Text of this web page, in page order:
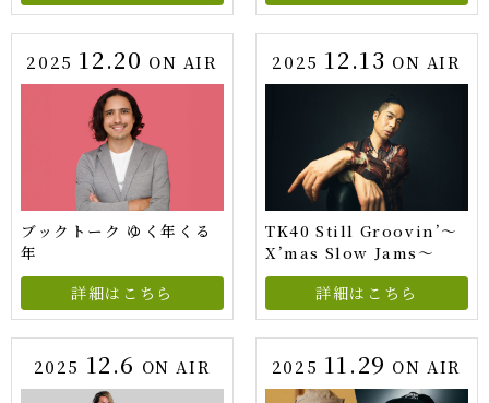
2025 12.20 ON AIR
ブックトーク ゆく年くる
年
詳細はこちら
2025 12.13 ON AIR
TK40 Still Groovin’～
X’mas Slow Jams～
詳細はこちら
2025 12.6 ON AIR 2025 11.29 ON AIR